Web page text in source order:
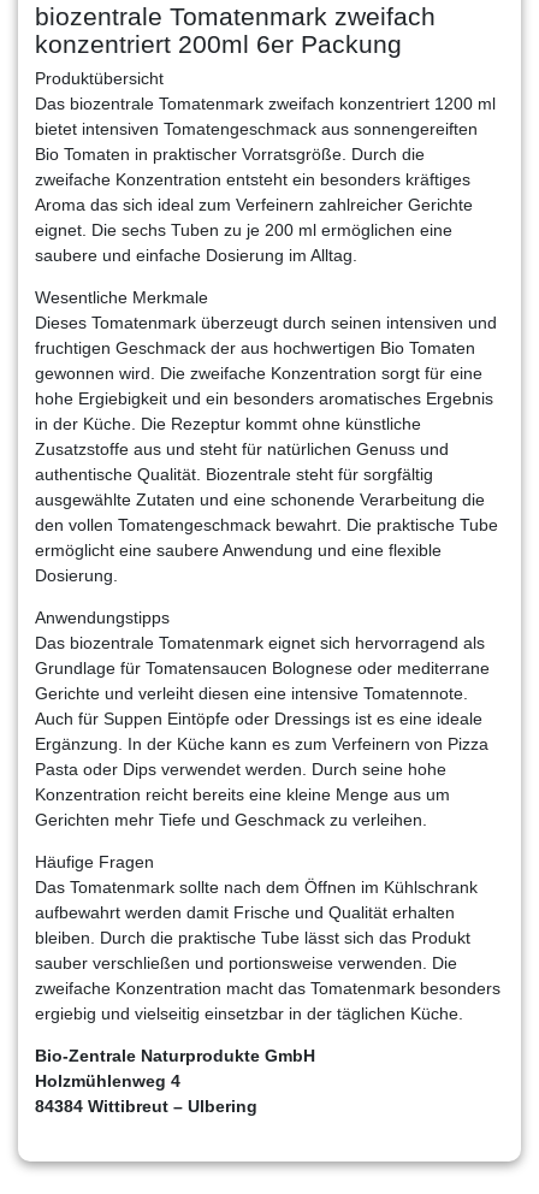
biozentrale Tomatenmark zweifach
konzentriert 200ml 6er Packung
Produktübersicht
Das biozentrale Tomatenmark zweifach konzentriert 1200 ml
bietet intensiven Tomatengeschmack aus sonnengereiften
Bio Tomaten in praktischer Vorratsgröße. Durch die
zweifache Konzentration entsteht ein besonders kräftiges
Aroma das sich ideal zum Verfeinern zahlreicher Gerichte
eignet. Die sechs Tuben zu je 200 ml ermöglichen eine
saubere und einfache Dosierung im Alltag.
Wesentliche Merkmale
Dieses Tomatenmark überzeugt durch seinen intensiven und
fruchtigen Geschmack der aus hochwertigen Bio Tomaten
gewonnen wird. Die zweifache Konzentration sorgt für eine
hohe Ergiebigkeit und ein besonders aromatisches Ergebnis
in der Küche. Die Rezeptur kommt ohne künstliche
Zusatzstoffe aus und steht für natürlichen Genuss und
authentische Qualität. Biozentrale steht für sorgfältig
ausgewählte Zutaten und eine schonende Verarbeitung die
den vollen Tomatengeschmack bewahrt. Die praktische Tube
ermöglicht eine saubere Anwendung und eine flexible
Dosierung.
Anwendungstipps
Das biozentrale Tomatenmark eignet sich hervorragend als
Grundlage für Tomatensaucen Bolognese oder mediterrane
Gerichte und verleiht diesen eine intensive Tomatennote.
Auch für Suppen Eintöpfe oder Dressings ist es eine ideale
Ergänzung. In der Küche kann es zum Verfeinern von Pizza
Pasta oder Dips verwendet werden. Durch seine hohe
Konzentration reicht bereits eine kleine Menge aus um
Gerichten mehr Tiefe und Geschmack zu verleihen.
Häufige Fragen
Das Tomatenmark sollte nach dem Öffnen im Kühlschrank
aufbewahrt werden damit Frische und Qualität erhalten
bleiben. Durch die praktische Tube lässt sich das Produkt
sauber verschließen und portionsweise verwenden. Die
zweifache Konzentration macht das Tomatenmark besonders
ergiebig und vielseitig einsetzbar in der täglichen Küche.
Bio-Zentrale Naturprodukte GmbH
Holzmühlenweg 4
84384 Wittibreut – Ulbering